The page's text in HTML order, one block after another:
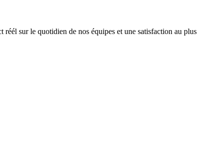
sur le quotidien de nos équipes et une satisfaction au plus